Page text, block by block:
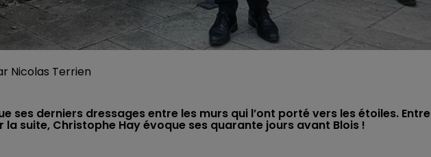
Nicolas Terrien
ses derniers dressages entre les murs qui l’ont porté vers les étoiles. Entre
suite, Christophe Hay évoque ses quarante jours avant Blois !